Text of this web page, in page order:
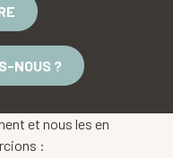
NOUS ?
et nous les en
: